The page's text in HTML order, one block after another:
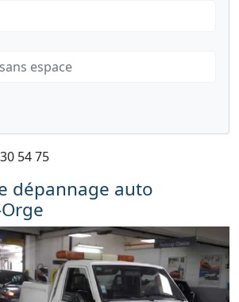
54 75
dépannage auto